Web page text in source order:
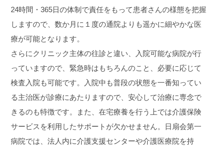
24時間・365日の体制で責任をもって患者さんの様態を把握
しますので、数か月に１度の通院よりも遥かに細やかな医
療が可能となります。
さらにクリニック主体の往診と違い、入院可能な病院が行
っていますので、緊急時はもちろんのこと、必要に応じて
検査入院も可能です。入院中も普段の状態を一番知ってい
る主治医が診療にあたりますので、安心して治療に専念で
きるのも特徴です。また、在宅療養を行う上では介護保険
サービスを利用したサポートが欠かせません。日扇会第一
病院では、法人内に介護支援センターや介護医療院を持